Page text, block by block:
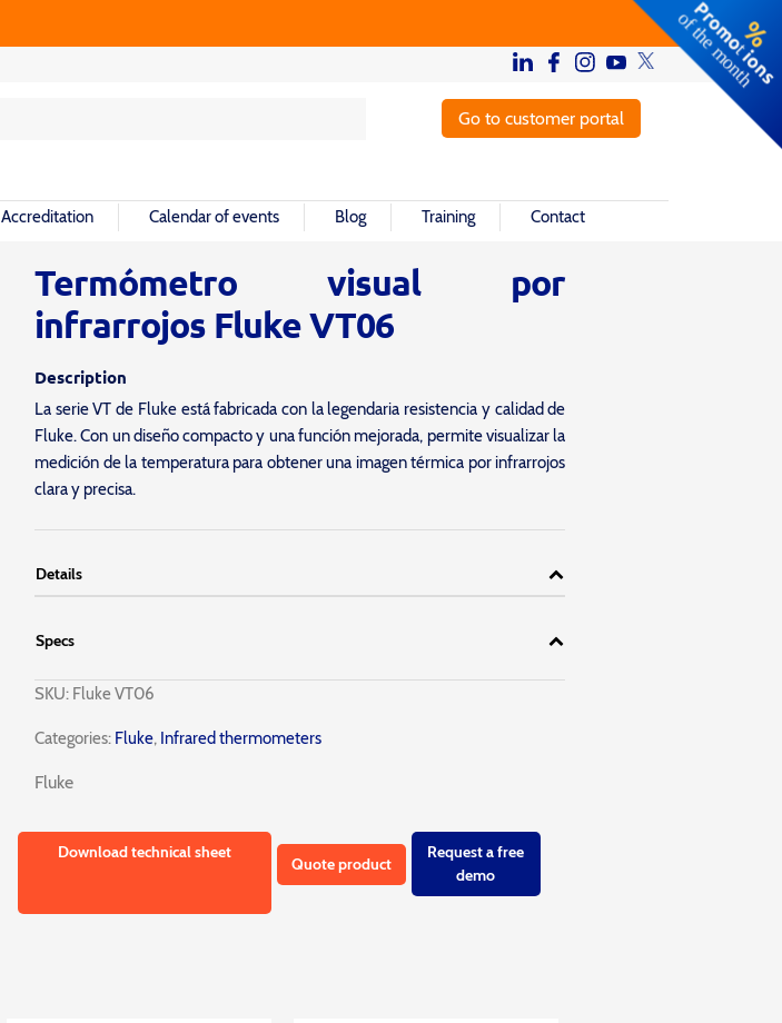
Go to customer portal
Accreditation Calendar of events Blog Training Contact
Termómetro visual por
infrarrojos Fluke VT06
Description
La serie VT de Fluke está fabricada con la legendaria resistencia y calidad de
Fluke. Con un diseño compacto y una función mejorada, permite visualizar la
medición de la temperatura para obtener una imagen térmica por infrarrojos
clara y precisa.
Details
Specs
SKU: Fluke VT06
Categories:Fluke, Infrared thermometers
Fluke
Download technical sheet
Quote product
Request a free
demo